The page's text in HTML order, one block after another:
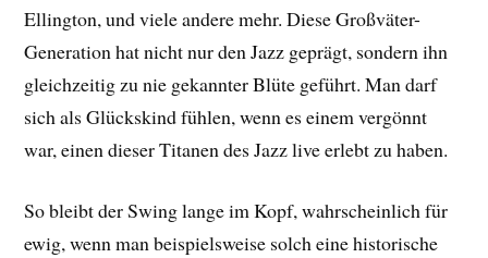
Ellington, und viele andere mehr. Diese Großväter-
Generation hat nicht nur den Jazz geprägt, sondern ihn
gleichzeitig zu nie gekannter Blüte geführt. Man darf
sich als Glückskind fühlen, wenn es einem vergönnt
war, einen dieser Titanen des Jazz live erlebt zu haben.
So bleibt der Swing lange im Kopf, wahrscheinlich für
ewig, wenn man beispielsweise solch eine historische